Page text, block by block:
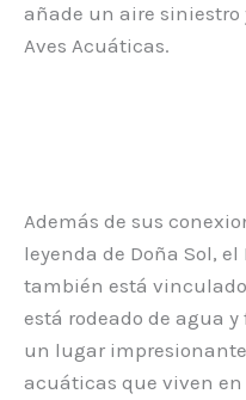
añade un aire siniestro
Aves Acuáticas.
Además de sus
leyenda de Doña Sol,
también está
está rodeado de agua
un lugar
acuáticas que viven en